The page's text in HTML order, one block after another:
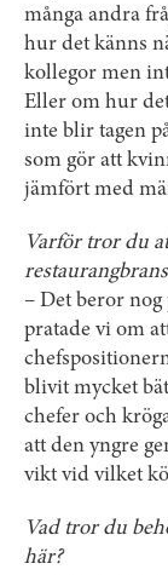
många andra
hur det känns
kollegor men
Eller om hur
inte blir tagen
som gör att
jämfört med
Varför tror du
– Det beror
pratade vi om
blivit mycket
chefer och
att den yngre
vikt vid vilket
Vad tror du
här?